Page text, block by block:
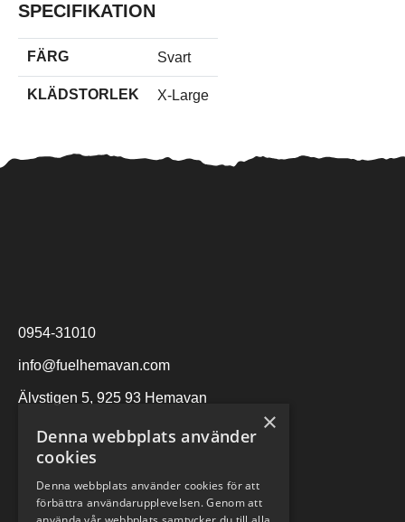
SPECIFIKATION
FÄRG Svart
KLÄDSTORLEK X-Large
0954-31010
info@fuelhemavan.com
Älvstigen 5, 925 93 Hemavan
×
Denna webbplats använder
cookies
Denna webbplats använder cookies för att
förbättra användarupplevelsen. Genom att